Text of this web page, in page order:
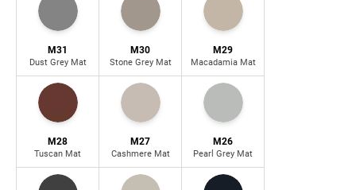
M31
Dust Grey Mat
M30
Stone Grey Mat
M29
Macadamia Mat
M28
Tuscan Mat
M27
Cashmere Mat
M26
Pearl Grey Mat